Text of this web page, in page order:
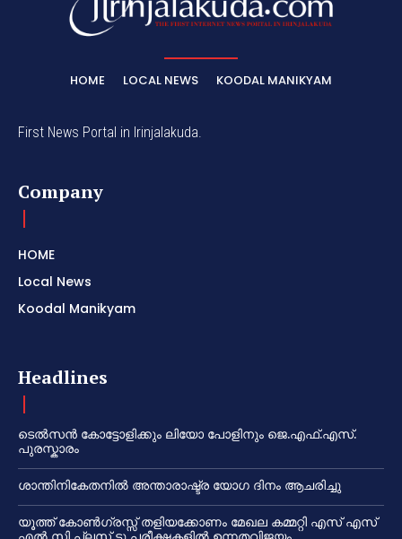
HOME LOCAL NEWS KOODAL MANIKYAM
First News Portal in Irinjalakuda.
Company
HOME
Local News
Koodal Manikyam
Headlines
ടെൽസൻ കോട്ടോളിക്കും ലിയോ പോളിനും ജെ.എഫ്.എസ്.
പുരസ്കാരം
ശാന്തിനികേതനിൽ അന്താരാഷ്ട്ര യോഗ ദിനം ആചരിച്ചു
യൂത്ത് കോൺഗ്രസ്സ് തളിയക്കോണം മേഖല കമ്മറ്റി എസ് എസ്